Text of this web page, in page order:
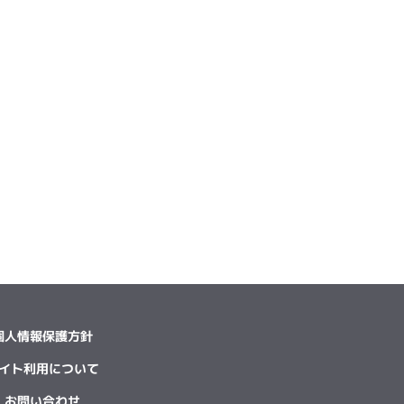
人情報保護方針
ト利用について
お問い合わせ